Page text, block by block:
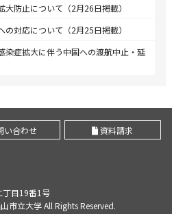
防止について（2月26日掲載）
対応について（2月25日掲載）
染症拡大に伴う中国への渡航中止・延
い合わせ
資料請求
丁目19番1号
市立大学 All Rights Reserved.